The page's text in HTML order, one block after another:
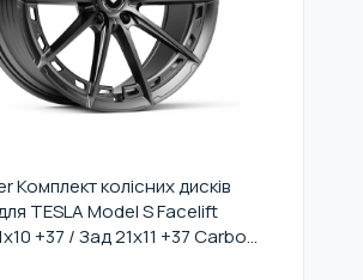
Комплект колісних дисків
TESLA Model S Facelift
+37 / Зад 21х11 +37 Carbon